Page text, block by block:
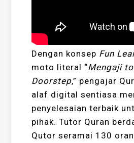
Dengan konsep Fun
moto literal “Mengaji
Doorstep,” pengajar
alaf digital sentiasa
penyelesaian terbaik
pihak. Tutor Quran
Qutor seramai 130